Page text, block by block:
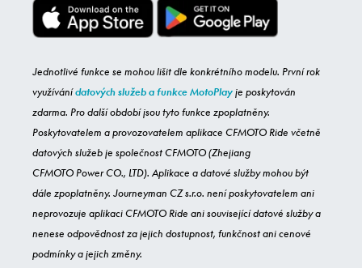
Jednotlivé funkce se mohou lišit dle konkrétního modelu. První rok
využívánídatových služeb a funkce MotoPlay je poskytován
zdarma. Pro další období jsou tyto funkce zpoplatněny.
Poskytovatelem a provozovatelem aplikace CFMOTO Ride včetně
datových služeb je společnost CFMOTO (Zhejiang
CFMOTO Power CO., LTD). Aplikace a datové služby mohou být
dále zpoplatněny. Journeyman CZ s.r.o. není poskytovatelem ani
neprovozuje aplikaci CFMOTO Ride ani související datové služby a
nenese odpovědnost za jejich dostupnost, funkčnost ani cenové
podmínky a jejich změny.